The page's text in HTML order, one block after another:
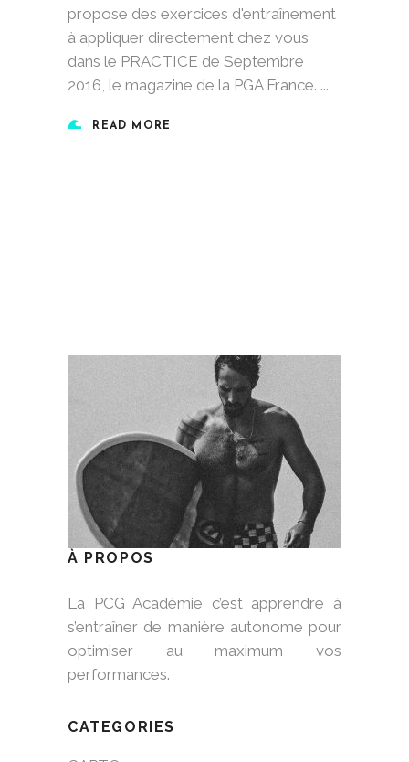
propose des exercices d'entraînement
à appliquer directement chez vous
dans le PRACTICE de Septembre
2016, le magazine de la PGA France.
READ MORE
À PROPOS
La PCG Académie c’est apprendre à
s’entraîner de manière autonome pour
optimiser au maximum vos
performances.
CATEGORIES